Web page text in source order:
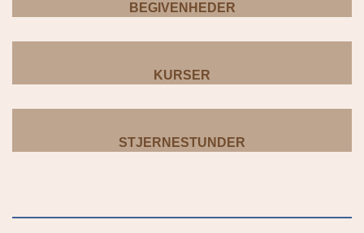
BEGIVENHEDER
KURSER
STJERNESTUNDER